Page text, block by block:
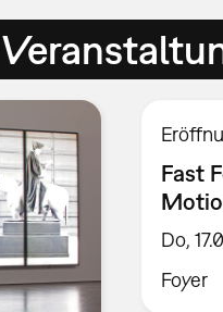
Fast
Do,
Foyer